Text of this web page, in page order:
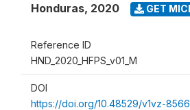
Honduras, 2020 GET
Reference ID
HND_2020_HFPS_v01_M
DOI
https://doi.org/10.48529/v1vz-8566